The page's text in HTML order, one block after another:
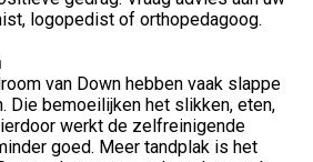
logopedist of orthopedagoog.
van Down hebben vaak slappe
Die bemoeilijken het slikken, eten,
werkt de zelfreinigende
goed. Meer tandplak is het